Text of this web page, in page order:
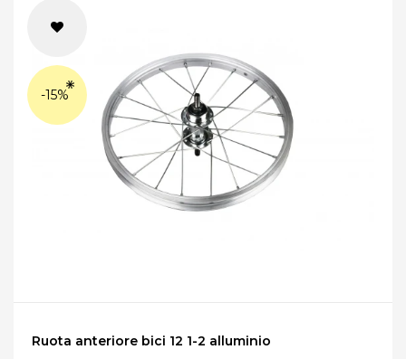
-15%
Ruota anteriore bici 12 1-2 alluminio